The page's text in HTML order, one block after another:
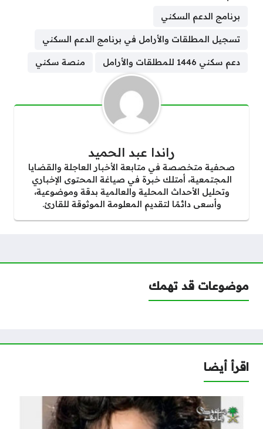
برنامج الدعم السكني
تسجيل المطلقات والأرامل في برنامج الدعم السكني
دعم سكني 1446 للمطلقات والأرامل منصة سكني
راندا عبد الحميد
صحفية متخصصة في متابعة الأخبار العاجلة والقضايا
المجتمعية، أمتلك خبرة في صياغة المحتوى الإخباري
وتحليل الأحداث المحلية والعالمية بدقة وموضوعية،
وأسعى دائمًا لتقديم المعلومة الموثوقة للقارئ.
موضوعات قد تهمك
اقرأ أيضا